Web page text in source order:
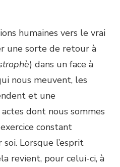
humaines vers le vrai
une sorte de retour à
) dans un face à
nous meuvent, les
et une
dont nous sommes
constant
Lorsque l’esprit
revient, pour celui-ci, à